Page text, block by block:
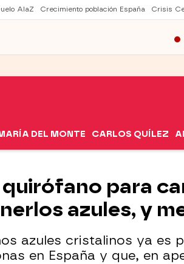
AlaZ Crecimiento población España Crisis
DEL MONTE CARLOS QUÍLEZ
para
azules, y
azules cristalinos ya es
en España y que, en